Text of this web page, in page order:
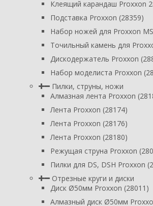
Клеящий карандаш Proxxon
Подставка Proxxon (28359)
Набор ножей для Proxxon
Точильный камень для
Дискодержатель Proxxon
Набор моделиста Proxxon
Пилки, струны, ножи
Алмазная лента Proxxon
Лента Proxxon (28174)
Лента Proxxon (28176)
Лента Proxxon (28180)
Режущая струна Proxxon
Пилки для DS, DSH Proxxon
Отрезные круги и диски
Диск Ø50мм Proxxon (28011)
Алмазный диск Ø50мм